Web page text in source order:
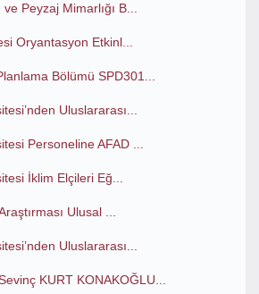
Peyzaj Mimarlığı B...
Oryantasyon Etkinl...
Bölümü SPD301...
Uluslararası...
Personeline AFAD ...
İklim Elçileri Eğ...
Ulusal ...
Uluslararası...
KURT KONAKOĞLU...